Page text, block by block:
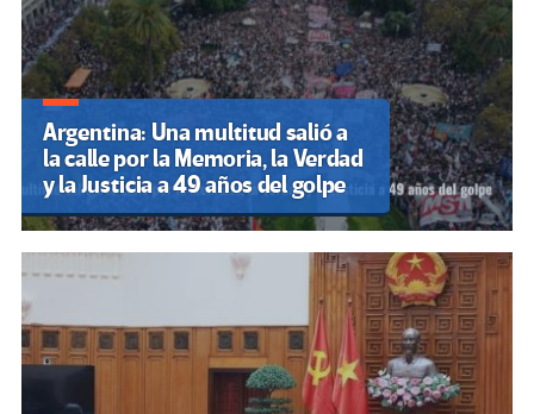
Argentina: Una multitud salió a
la calle por la Memoria, la Verdad
y la Justicia a 49 años del golpe